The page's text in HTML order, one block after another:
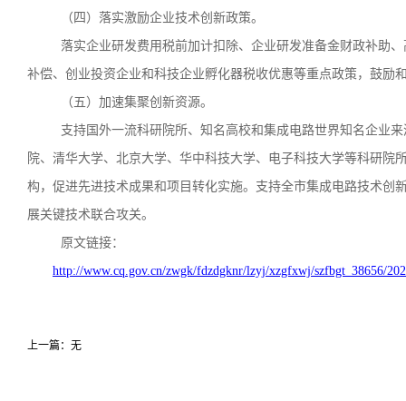
（四）落实激励企业技术创新政策。
落实企业研发费用税前加计扣除、企业研发准备金财政补助
补偿、创业投资企业和科技企业孵化器税收优惠等重点政策，鼓励
（五）加速集聚创新资源。
支持国外一流科研院所、知名高校和集成电路世界知名企业
院、清华大学、北京大学、华中科技大学、电子科技大学等科研
构，促进先进技术成果和项目转化实施。支持全市集成电路技术创
展关键技术联合攻关。
原文链接：
http://www.cq.gov.cn/zwgk/fdzdgknr/lzyj/xzgfxwj/szfbgt_38656/
上一篇：无